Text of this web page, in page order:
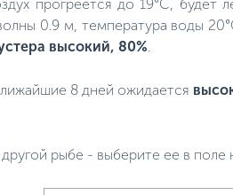
прогреется до 19°C,
0.9 м, температура воды
высокий, 80%
8 дней ожидается
рыбе - выберите ее в поле